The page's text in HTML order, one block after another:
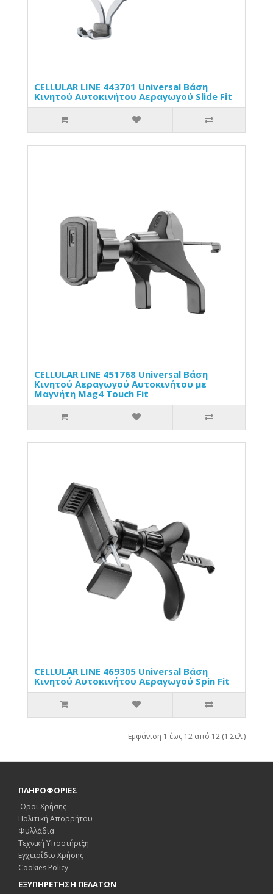
CELLULAR LINE 443701 Universal Βάση
Κινητού Αυτοκινήτου Αεραγωγού Slide Fit
CELLULAR LINE 451768 Universal Βάση
Κινητού Αεραγωγού Αυτοκινήτου με
Μαγνήτη Mag4 Touch Fit
CELLULAR LINE 469305 Universal Βάση
Κινητού Αυτοκινήτου Αεραγωγού Spin Fit
Εμφάνιση 1 έως 12 από 12 (1 Σελ.)
ΠΛΗΡΟΦΟΡΙΕΣ
'Οροι Χρήσης
Πολιτική Απορρήτου
Φυλλάδια
Τεχνική Υποστήριξη
Εγχειρίδιο Χρήσης
Cookies Policy
ΕΞΥΠΗΡΕΤΗΣΗ ΠΕΛΑΤΩΝ